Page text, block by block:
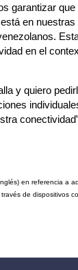
garantizar
en
en el
y quiero
en referencia a
de dispositivos